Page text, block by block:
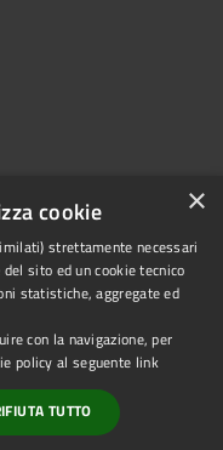
Copyright © 2024 Città
di Ciampino
byMunicipium
• Accesso redazione
×
cookie
strettamente necessari
sito ed un cookie tecnico
statistiche, aggregate ed
con la navigazione, per
policy al seguente link
TUTTO